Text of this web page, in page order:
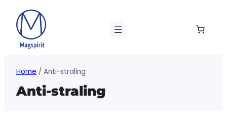
naar
inhoud
Home / Anti-straling
Anti-straling